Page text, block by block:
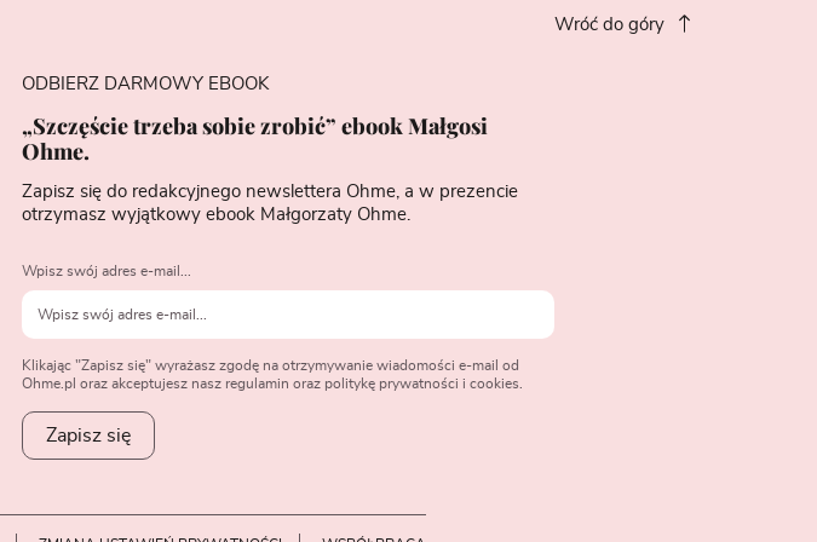
Wróć do góry
ODBIERZ DARMOWY EBOOK
„Szczęście trzeba sobie zrobić” ebook Małgosi
Ohme.
Zapisz się do redakcyjnego newslettera Ohme, a w prezencie
otrzymasz wyjątkowy ebook Małgorzaty Ohme.
Wpisz swój adres e-mail...
Klikając "Zapisz się" wyrażasz zgodę na otrzymywanie wiadomości e-mail od
Ohme.pl oraz akceptujesz nasz regulamin oraz politykę prywatności i cookies.
Zapisz się